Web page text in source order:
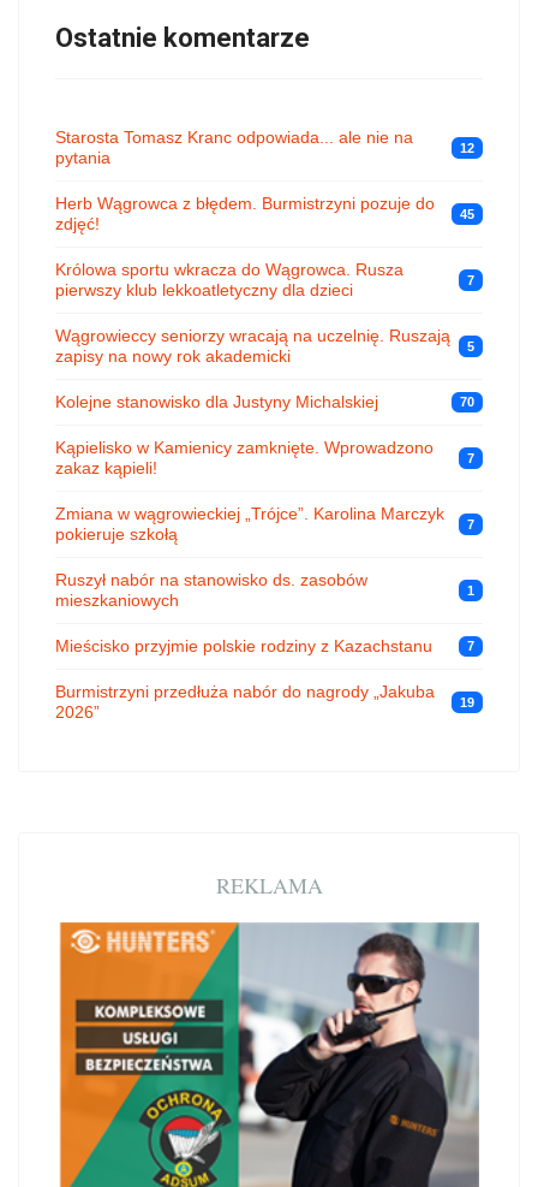
Ostatnie komentarze
Starosta Tomasz Kranc odpowiada... ale nie na
pytania
12
Herb Wągrowca z błędem. Burmistrzyni pozuje do
zdjęć!
45
Królowa sportu wkracza do Wągrowca. Rusza
pierwszy klub lekkoatletyczny dla dzieci
7
Wągrowieccy seniorzy wracają na uczelnię. Ruszają
zapisy na nowy rok akademicki
5
Kolejne stanowisko dla Justyny Michalskiej 70
Kąpielisko w Kamienicy zamknięte. Wprowadzono
zakaz kąpieli!
7
Zmiana w wągrowieckiej „Trójce”. Karolina Marczyk
pokieruje szkołą
7
Ruszył nabór na stanowisko ds. zasobów
mieszkaniowych
1
Mieścisko przyjmie polskie rodziny z Kazachstanu 7
Burmistrzyni przedłuża nabór do nagrody „Jakuba
2026”
19
REKLAMA